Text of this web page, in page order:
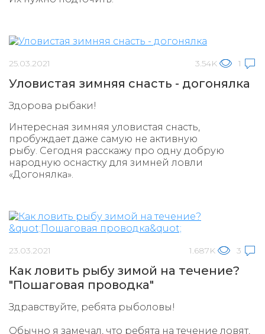
25.03.2021 3.54K 1
Уловистая зимняя снасть - догонялка
Здорова рыбаки!
Интересная зимняя уловистая снасть,
пробуждает даже самую не активную
рыбу. Сегодня расскажу про одну добрую
народную оснастку для зимней ловли
«Догонялка».
23.03.2021 1.687K 3
Как ловить рыбу зимой на течение?
"Пошаговая проводка"
Здравствуйте, ребята рыболовы!
Обычно я замечал, что ребята на течение ловят,